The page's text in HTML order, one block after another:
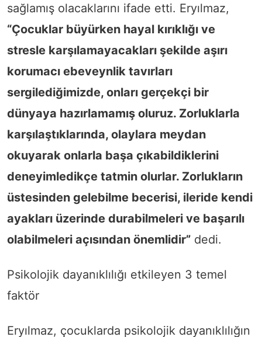
sağlamış olacaklarını ifade etti. Eryılmaz,
“Çocuklar büyürken hayal kırıklığı ve
stresle karşılamayacakları şekilde aşırı
korumacı ebeveynlik tavırları
sergilediğimizde, onları gerçekçi bir
dünyaya hazırlamamış oluruz. Zorluklarla
karşılaştıklarında, olaylara meydan
okuyarak onlarla başa çıkabildiklerini
deneyimledikçe tatmin olurlar. Zorlukların
üstesinden gelebilme becerisi, ileride kendi
ayakları üzerinde durabilmeleri ve başarılı
olabilmeleri açısından önemlidir” dedi.
Psikolojik dayanıklılığı etkileyen 3 temel
faktör
Eryılmaz, çocuklarda psikolojik dayanıklılığın